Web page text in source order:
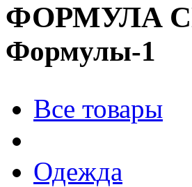
ФОРМУЛА
Формулы-1
Все товары
Одежда